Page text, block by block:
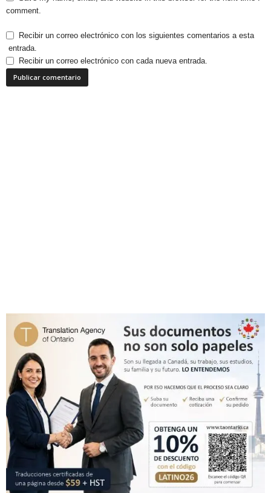
comment.
Recibir un correo electrónico con los siguientes comentarios a esta
entrada.
Recibir un correo electrónico con cada nueva entrada.